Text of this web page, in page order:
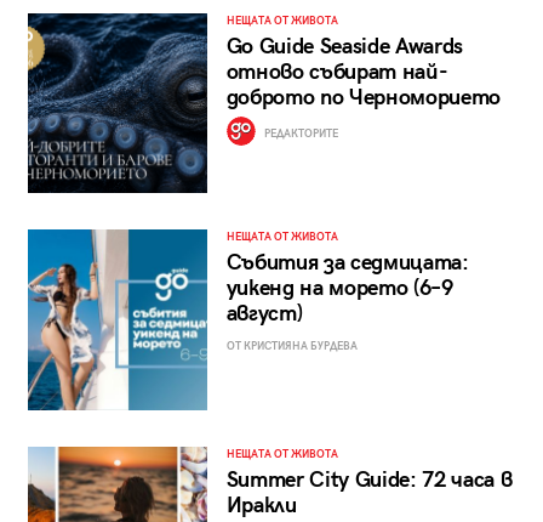
НЕЩАТА ОТ ЖИВОТА
Go Guide Seaside Awards
отново събират най-
доброто по Черноморието
РЕДАКТОРИТЕ
НЕЩАТА ОТ ЖИВОТА
Събития за седмицата:
уикенд на морето (6–9
август)
ОТ КРИСТИЯНА БУРДЕВА
НЕЩАТА ОТ ЖИВОТА
Summer City Guide: 72 часа в
Иракли